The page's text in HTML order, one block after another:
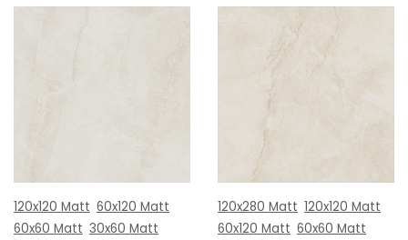
120x120 Matt 60x120 Matt
60x60 Matt 30x60 Matt
120x280 Matt 120x120 Matt
60x120 Matt 60x60 Matt